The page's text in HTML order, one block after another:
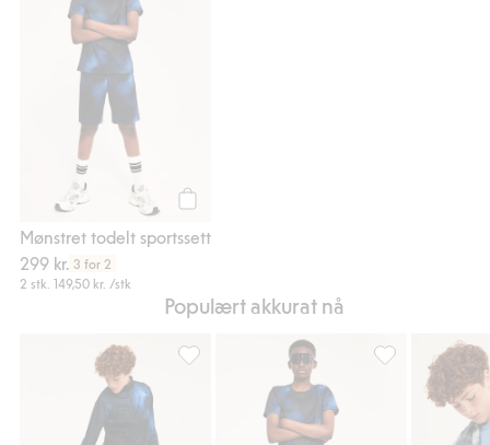
Mønstret todelt sportssett
299 kr. 3 for 2
2 stk. 149,50 kr. /stk
Populært akkurat nå
Mønstrede joggebukser, Legg til i
Mønstret